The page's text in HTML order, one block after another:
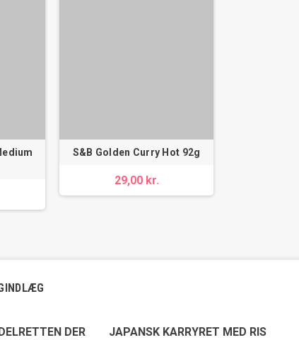
S&B Golden Curry Hot 92g
29,00 kr.
DER
JAPANSK KARRYRET MED RIS